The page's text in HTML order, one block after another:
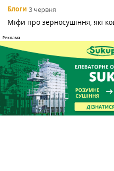
Блоги 3 червня
Міфи про зерносушіння, які